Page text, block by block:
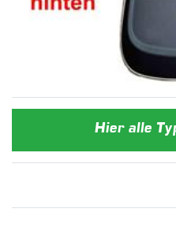
Hier alle